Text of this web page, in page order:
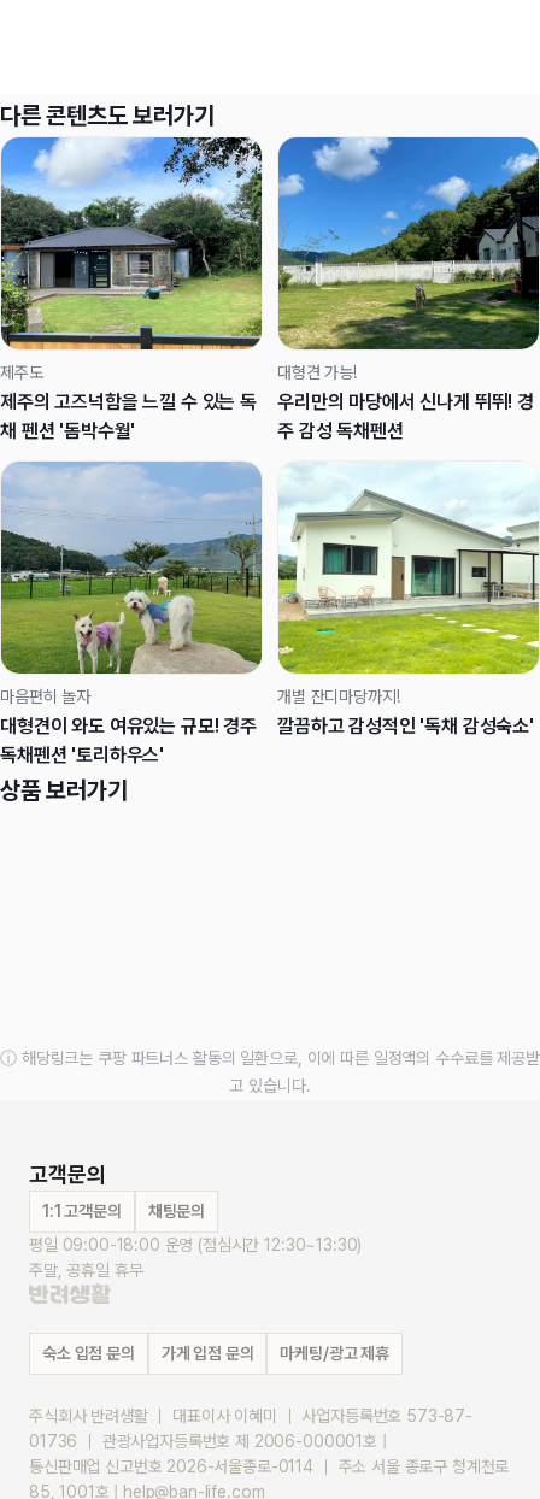
다른 콘텐츠도 보러가기
제주도
제주의 고즈넉함을 느낄 수 있는 독
채 펜션 '돔박수월'
대형견 가능!
우리만의 마당에서 신나게 뛰뛰! 경
주 감성 독채펜션
마음편히 놀자
대형견이 와도 여유있는 규모! 경주
독채펜션 '토리하우스'
개별 잔디마당까지!
깔끔하고 감성적인 '독채 감성숙소'
상품 보러가기
ⓘ 해당링크는 쿠팡 파트너스 활동의 일환으로, 이에 따른 일정액의 수수료를 제공받
고 있습니다.
고객문의
1:1 고객문의
채팅문의
평일 09:00-18:00 운영 (점심시간 12:30~13:30)
주말, 공휴일 휴무
숙소 입점 문의 가게 입점 문의 마케팅/광고 제휴
주식회사 반려생활 ｜ 대표이사 이혜미 ｜ 사업자등록번호 573-87-
01736 ｜ 관광사업자등록번호 제 2006-000001호 |
통신판매업 신고번호 2026-서울종로-0114 ｜ 주소 서울 종로구 청계천로
85, 1001호 | help@ban-life.com